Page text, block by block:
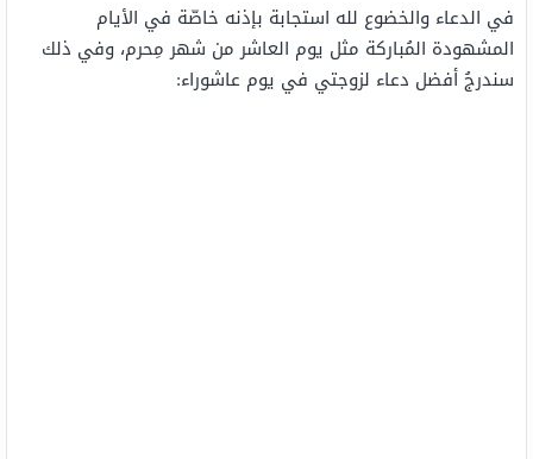
في الدعاء والخضوع لله استجابة بإذنه خاصّة في الأيام
المشهودة المُباركة مثل يوم العاشر من شهر مِحرم، وفي ذلك
سندرجُ أفضل دعاء لزوجتي في يوم عاشوراء: